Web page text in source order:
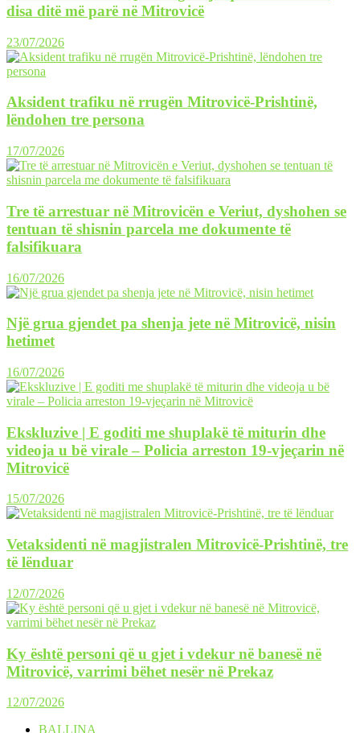
disa ditë më parë në Mitrovicë
23/07/2026
Aksident trafiku në rrugën Mitrovicë-Prishtinë,
lëndohen tre persona
17/07/2026
Tre të arrestuar në Mitrovicën e Veriut, dyshohen se
tentuan të shisnin parcela me dokumente të
falsifikuara
16/07/2026
Një grua gjendet pa shenja jete në Mitrovicë, nisin
hetimet
16/07/2026
Ekskluzive | E goditi me shuplakë të miturin dhe
videoja u bë virale – Policia arreston 19-vjeçarin në
Mitrovicë
15/07/2026
Vetaksidenti në magjistralen Mitrovicë-Prishtinë, tre
të lënduar
12/07/2026
Ky është personi që u gjet i vdekur në banesë në
Mitrovicë, varrimi bëhet nesër në Prekaz
12/07/2026
BALLINA